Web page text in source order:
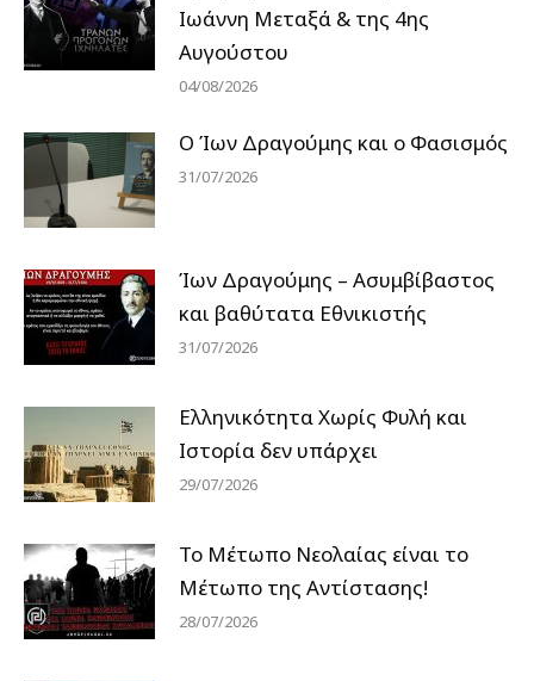
Ιωάννη Μεταξά & της 4ης
Αυγούστου
04/08/2026
Ο Ίων Δραγούμης και ο Φασισμός
31/07/2026
Ίων Δραγούμης – Ασυμβίβαστος
και βαθύτατα Εθνικιστής
31/07/2026
Ελληνικότητα Χωρίς Φυλή και
Ιστορία δεν υπάρχει
29/07/2026
Το Μέτωπο Νεολαίας είναι το
Μέτωπο της Αντίστασης!
28/07/2026